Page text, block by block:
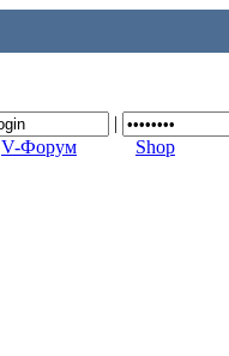
|
V-Форум Shop